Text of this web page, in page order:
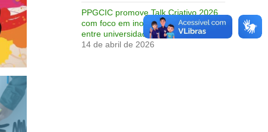
PPGCIC promove Talk Criativo 2026
com foco em inovação e integração
entre universidade e comunidade
14 de abril de 2026